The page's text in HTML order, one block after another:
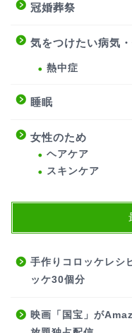
冠婚葬祭
気をつけたい病気
熱中症
睡眠
女性のため
ヘアケア
スキンケア
手作りコロッケレシ
ッケ30個分
映画「国宝」が